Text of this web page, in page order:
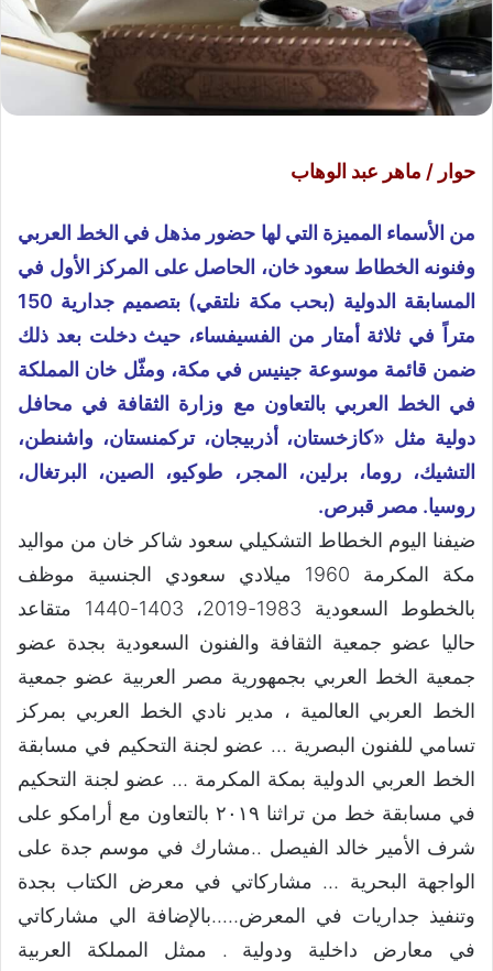
حوار / ماهر عبد الوهاب
من الأسماء المميزة التي لها حضور مذهل في الخط العربي
وفنونه الخطاط سعود خان، الحاصل على المركز الأول في
المسابقة الدولية (بحب مكة نلتقي) بتصميم جدارية 150
متراً في ثلاثة أمتار من الفسيفساء، حيث دخلت بعد ذلك
ضمن قائمة موسوعة جينيس في مكة، ومثّل خان المملكة
في الخط العربي بالتعاون مع وزارة الثقافة في محافل
دولية مثل «كازخستان، أذربيجان، تركمنستان، واشنطن،
التشيك، روما، برلين، المجر، طوكيو، الصين، البرتغال،
روسيا. مصر قبرص.
ضيفنا اليوم الخطاط التشكيلي سعود شاكر خان من مواليد
مكة المكرمة 1960 ميلادي سعودي الجنسية موظف
بالخطوط السعودية 1983-2019، 1403-1440 متقاعد
حاليا عضو جمعية الثقافة والفنون السعودية بجدة عضو
جمعية الخط العربي بجمهورية مصر العربية عضو جمعية
الخط العربي العالمية ، مدير نادي الخط العربي بمركز
تسامي للفنون البصرية … عضو لجنة التحكيم في مسابقة
الخط العربي الدولية بمكة المكرمة … عضو لجنة التحكيم
في مسابقة خط من تراثنا ٢٠١٩ بالتعاون مع أرامكو على
شرف الأمير خالد الفيصل ..مشارك في موسم جدة على
الواجهة البحرية … مشاركاتي في معرض الكتاب بجدة
وتنفيذ جداريات في المعرض…..بالإضافة الي مشاركاتي
في معارض داخلية ودولية . ممثل المملكة العربية